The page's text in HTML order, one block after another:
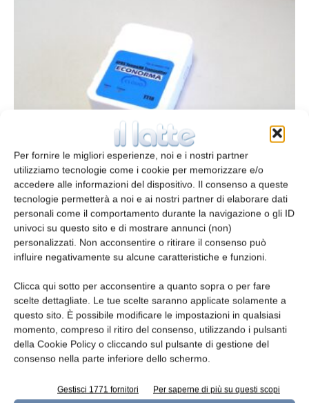
Per fornire le migliori esperienze, noi e i nostri partner
utilizziamo tecnologie come i cookie per memorizzare e/o
accedere alle informazioni del dispositivo. Il consenso a queste
tecnologie permetterà a noi e ai nostri partner di elaborare dati
personali come il comportamento durante la navigazione o gli ID
univoci su questo sito e di mostrare annunci (non)
personalizzati. Non acconsentire o ritirare il consenso può
influire negativamente su alcune caratteristiche e funzioni.
Clicca qui sotto per acconsentire a quanto sopra o per fare
scelte dettagliate. Le tue scelte saranno applicate solamente a
questo sito. È possibile modificare le impostazioni in qualsiasi
momento, compreso il ritiro del consenso, utilizzando i pulsanti
della Cookie Policy o cliccando sul pulsante di gestione del
consenso nella parte inferiore dello schermo.
Gestisci 1771 fornitori Per saperne di più su questi scopi
Trasmettitori GPRS
redazione 27 Febbraio 2021
Strumenti di monitoraggio